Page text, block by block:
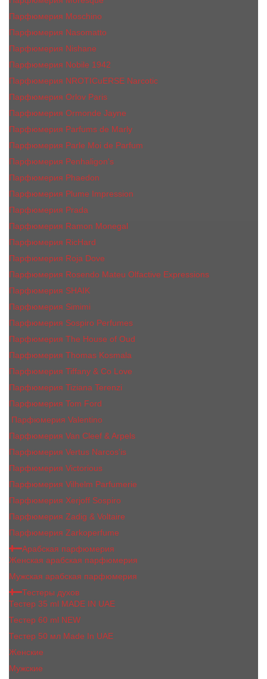
Парфюмерия Moschino
Парфюмерия Nasomatto
Парфюмерия Nishane
Парфюмерия Nobile 1942
Парфюмерия NROTICuERSE Narcotic
Парфюмерия Orlov Paris
Парфюмерия Ormonde Jayne
Парфюмерия Parfums de Marly
Парфюмерия Parle Moi de Parfum
Парфюмерия Penhaligon's
Парфюмерия Phaedon
Парфюмерия Plume Impression
Парфюмерия Prada
Парфюмерия Ramon Monegal
Парфюмерия RicHard
Парфюмерия Roja Dove
Парфюмерия Rosendo Mateu Olfactive Expressions
Парфюмерия SHAIK
Парфюмерия Simimi
Парфюмерия Sospiro Perfumes
Парфюмерия The House of Oud
Парфюмерия Thomas Kosmala
Парфюмерия Tiffany & Co Love
Парфюмерия Tiziana Terenzi
Парфюмерия Tom Ford
Парфюмерия Valentino
Парфюмерия Van Cleef & Arpels
Парфюмерия Vertus Narcos'is
Парфюмерия Victorious
Парфюмерия Vilhelm Parfumerie
Парфюмерия Xerjoff Sospiro
Парфюмерия Zadig & Voltaire
Парфюмерия Zarkoperfume
Арабская парфюмерия
Женская арабская парфюмерия
Мужская арабская парфюмерия
Тестеры духов
Тестер 35 ml MADE IN UAE
Тестер 60 ml NEW
Тестер 50 мл Made In UAE
Женские
Мужские